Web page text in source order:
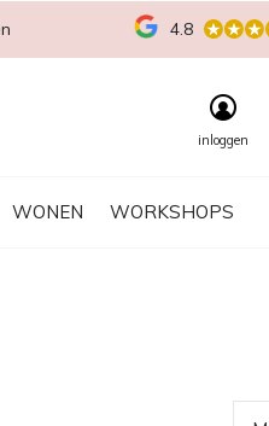
WONEN WORKSHOPS
inloggen
4.8